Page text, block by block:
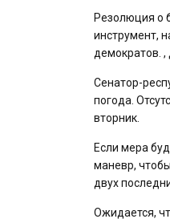
Резолюция о
инструмент,
демократов.
Сенатор-
погода.
вторник.
Если мера
маневр,
двух
Ожидается,